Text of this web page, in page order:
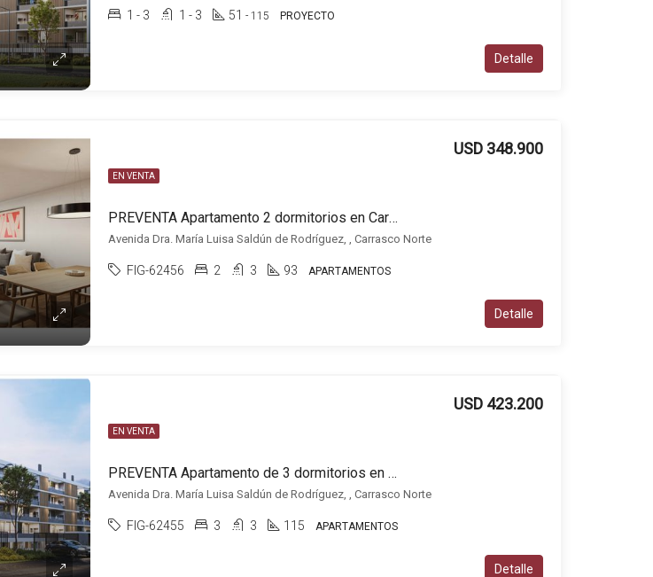
1 - 3 1 - 3 51 - 115 PROYECTO
Detalle
EN VENTA
PREVENTA Apartamento 2 dormitorios en Carrasco Norte, Edifico Palo Alto Dos
USD 348.900
Avenida Dra. María Luisa Saldún de Rodríguez, , Carrasco Norte
FIG-62456 2 3 93 APARTAMENTOS
Detalle
EN VENTA
PREVENTA Apartamento de 3 dormitorios en Carrasco Norte – Edificio Palo Alto Dos
USD 423.200
Avenida Dra. María Luisa Saldún de Rodríguez, , Carrasco Norte
FIG-62455 3 3 115 APARTAMENTOS
Detalle